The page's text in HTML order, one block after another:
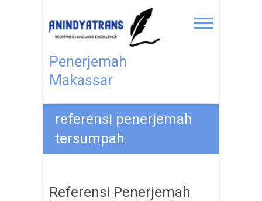
Penerjemah
Makassar
referensi penerjemah
tersumpah
Referensi Penerjemah